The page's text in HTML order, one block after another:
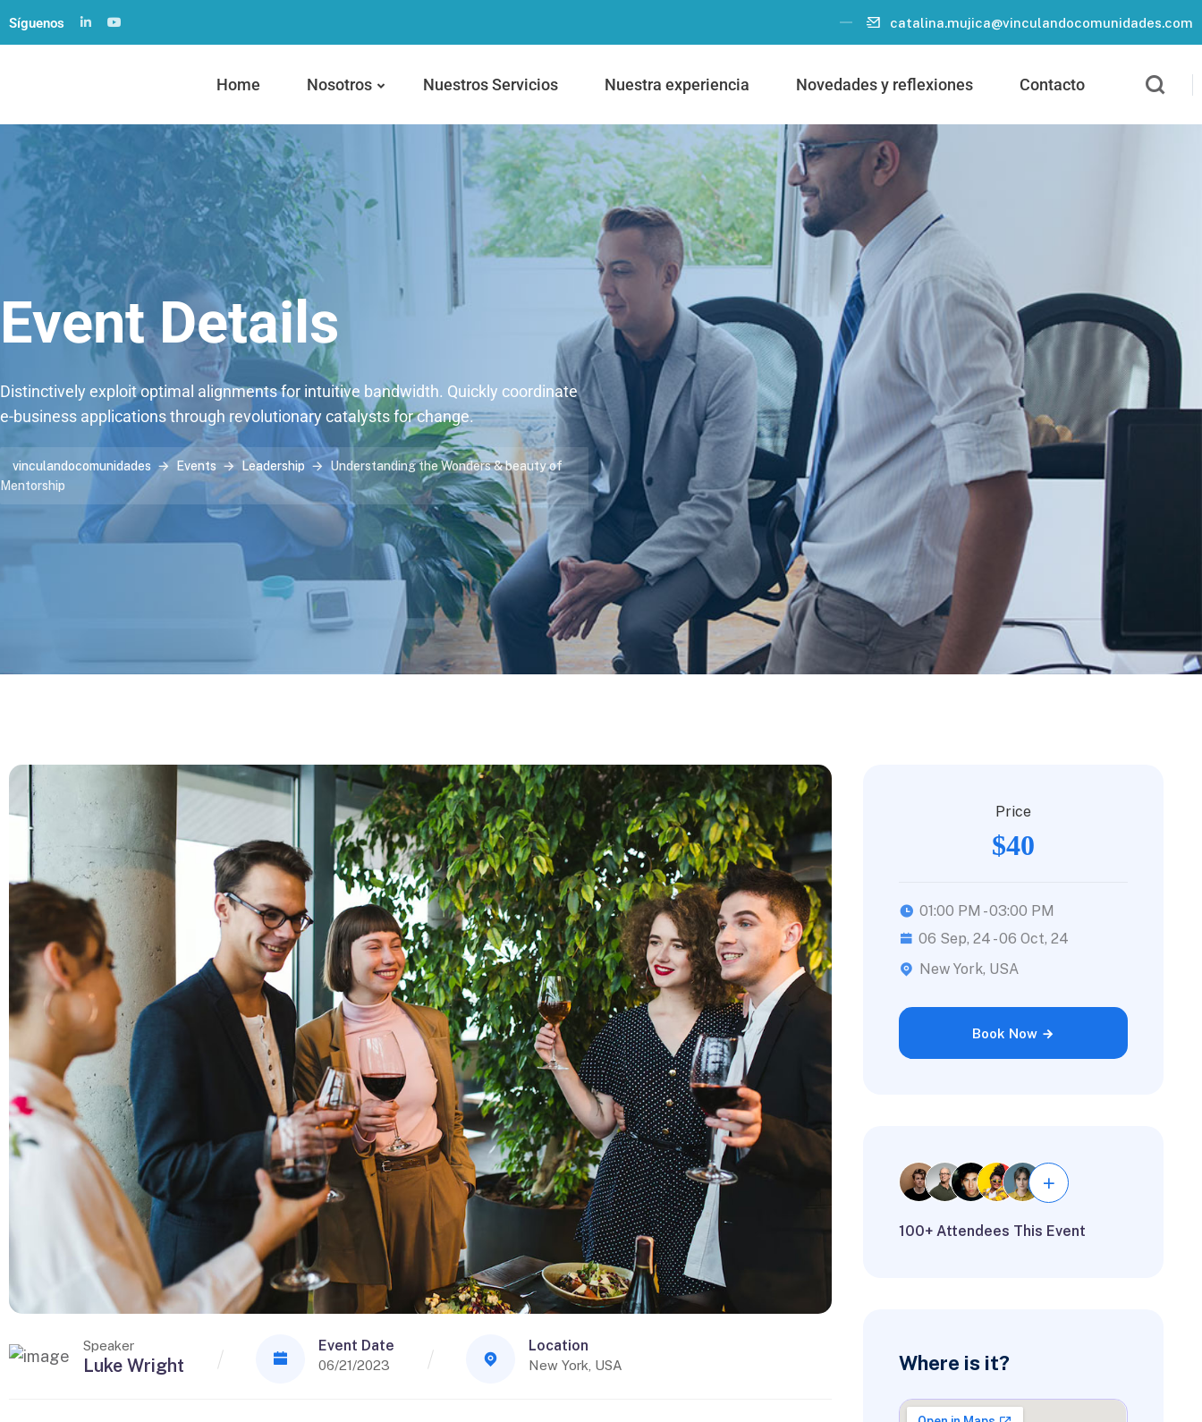
Síguenos catalina.mujica@vinculandocomunidades.com
Home Nosotros Nuestros Servicios Nuestra experiencia Novedades y reflexiones Contacto
Event Details
Distinctively exploit optimal alignments for intuitive bandwidth. Quickly coordinate
e-business applications through revolutionary catalysts for change.
vinculandocomunidades Events Leadership
Understanding the Wonders & beauty of
Mentorship
Speaker
Luke Wright
Event Date
06/21/2023
Location
New York, USA
Price
$40
01:00 PM - 03:00 PM
06 Sep, 24 - 06 Oct, 24
New York, USA
Book Now
100+ Attendees This Event
Where is it?